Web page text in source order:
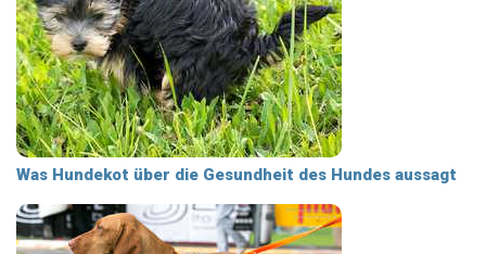
Was Hundekot über die Gesundheit des Hundes aussagt